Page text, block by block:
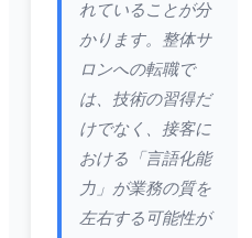
れていることが分
かります。整体サ
ロンへの転職で
は、技術の習得だ
けでなく、接客に
おける「言語化能
力」が業務の質を
左右する可能性が